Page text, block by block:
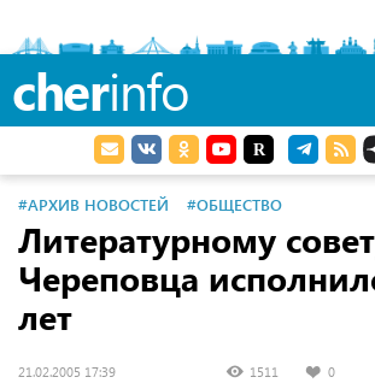
cherinfo
#АРХИВ НОВОСТЕЙ #ОБЩЕСТВО
Литературному
Череповца
лет
21.02.2005 17:39 1511 0